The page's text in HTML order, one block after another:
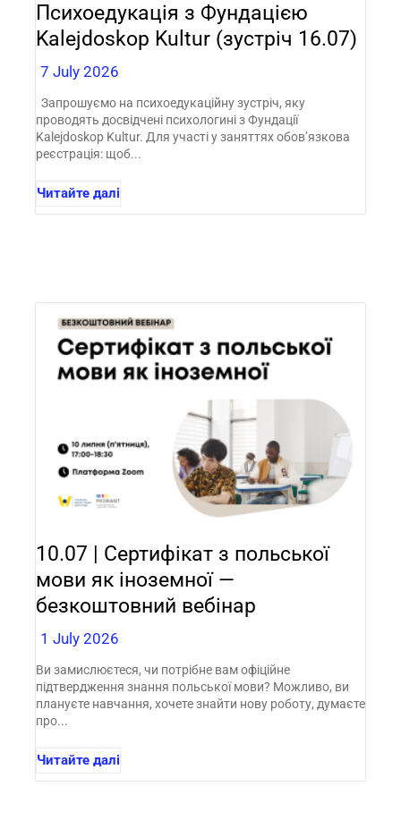
Психоедукація з Фундацією
Kalejdoskop Kultur (зустріч 16.07)
7 July 2026
Запрошуємо на психоедукаційну зустріч, яку
проводять досвідчені психологині з Фундації
Kalejdoskop Kultur. Для участі у заняттях обов’язкова
реєстрація: щоб...
Читайте далі
10.07 | Сертифікат з польської
мови як іноземної —
безкоштовний вебінар
1 July 2026
Ви замислюєтеся, чи потрібне вам офіційне
підтвердження знання польської мови? Можливо, ви
плануєте навчання, хочете знайти нову роботу, думаєте
про...
Читайте далі